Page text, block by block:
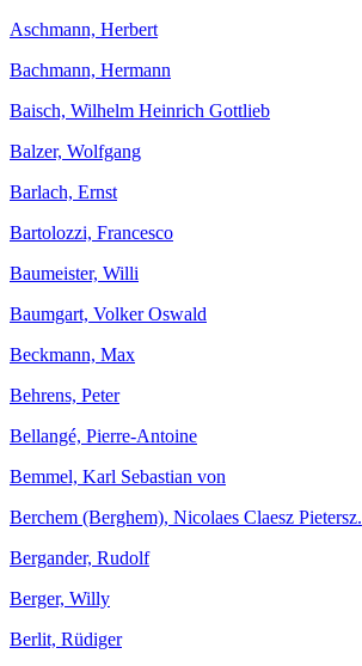
Aschmann, Herbert
Bachmann, Hermann
Baisch, Wilhelm Heinrich Gottlieb
Balzer, Wolfgang
Barlach, Ernst
Bartolozzi, Francesco
Baumeister, Willi
Baumgart, Volker Oswald
Beckmann, Max
Behrens, Peter
Bellangé, Pierre-Antoine
Bemmel, Karl Sebastian von
Berchem (Berghem), Nicolaes Claesz Pietersz.
Bergander, Rudolf
Berger, Willy
Berlit, Rüdiger